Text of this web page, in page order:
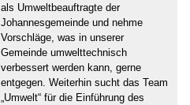
als Umweltbeauftragte der
Johannesgemeinde und nehme
Vorschläge, was in unserer
Gemeinde umwelttechnisch
verbessert werden kann, gerne
entgegen. Weiterhin sucht das Team
„Umwelt“ für die Einführung des